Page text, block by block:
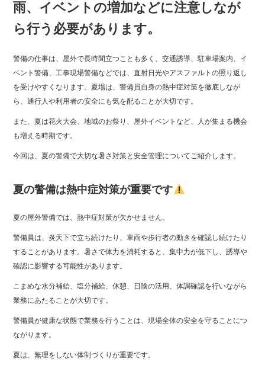
雨、イベントの増加などに注意しなが
ら行う必要があります。
警備の仕事は、屋外で長時間立つことも多く、交通誘導、駐車場案内、イ
ベント警備、工事現場警備などでは、直射日光やアスファルトの照り返し
を受けやすくなります。夏場は、警備員自身の熱中症対策を徹底しなが
ら、通行人や利用者の安全にも気を配ることが大切です。
また、夏は花火大会、地域のお祭り、屋外イベントなど、人が集まる機会
も増える時期です。
今回は、夏の警備で大切な暑さ対策と安全管理についてご紹介します。
夏の警備は熱中症対策が重要です
夏の屋外警備では、熱中症対策が欠かせません。
警備員は、炎天下で立ち続けたり、車両や歩行者の動きを確認し続けたり
することがあります。暑さで体力を消耗すると、集中力が低下し、誘導や
確認に影響する可能性があります。
こまめな水分補給、塩分補給、休憩、日陰の活用、体調確認を行いながら
業務にあたることが大切です。
警備員が健康な状態で業務を行うことは、現場全体の安全を守ることにつ
ながります。
夏は、無理をしない体制づくりが重要です。